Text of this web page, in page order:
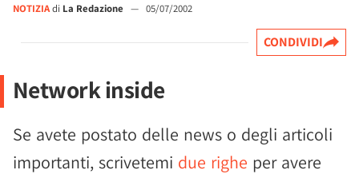
NOTIZIAdi La Redazione — 05/07/2002
CONDIVIDI
Network inside
Se avete postato delle news o degli articoli
importanti, scrivetemi due righe per avere